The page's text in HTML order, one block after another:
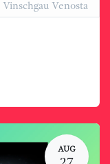
Vinschgau Venosta
AUG